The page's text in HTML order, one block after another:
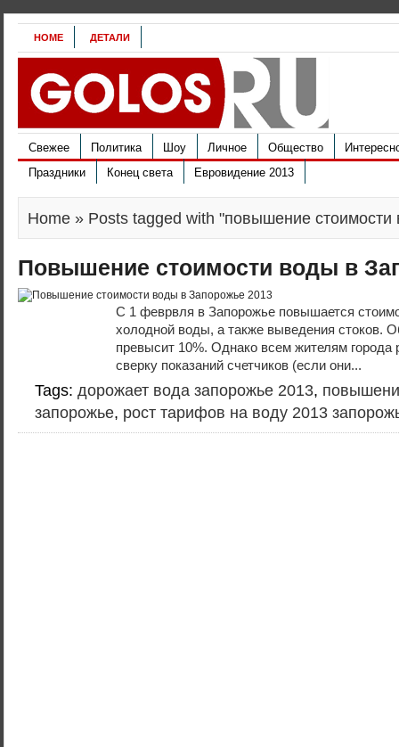
HOME ДЕТАЛИ
Свежее Политика Шоу Личное Общество
Праздники
Конец света Евровидение 2013
Home » Posts tagged with "повышение
Повышение стоимости воды в
С 1 феврвля в Запорожье повышается
холодной воды, а также выведения стоков.
превысит 10%. Однако всем жителям города
сверку показаний счетчиков (если они...
Tags: дорожает вода запорожье 2013,
запорожье, рост тарифов на воду 2013